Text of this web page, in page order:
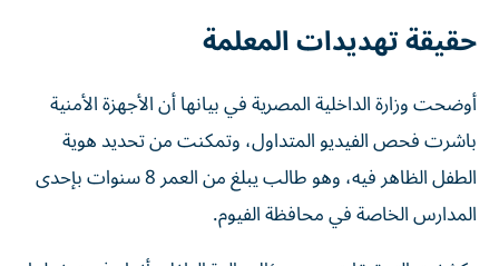
حقيقة تهديدات المعلمة
أوضحت وزارة الداخلية المصرية في بيانها أن الأجهزة الأمنية
باشرت فحص الفيديو المتداول، وتمكنت من تحديد هوية
الطفل الظاهر فيه، وهو طالب يبلغ من العمر 8 سنوات بإحدى
المدارس الخاصة في محافظة الفيوم.